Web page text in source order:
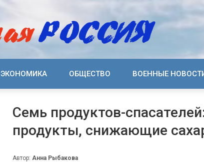
ЭКОНОМИКА ОБЩЕСТВО ВОЕННЫЕ
Семь продуктов-
продукты, снижающие
Автор: Анна Рыбакова